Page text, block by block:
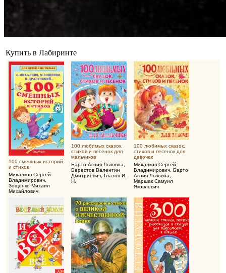
Купить в Лабиринте
100 смешных историй
и стихов
Михалков Сергей
Владимирович
Зощенко Михаил
Михайлович
100 любимых сказок,
стихов и песенок для
мальчиков
Барто Агния Львовна
Берестов Валентин
Дмитриевич Глазов И.
Н.
100 любимых сказок,
стихов и песенок для
девочек
Михалков Сергей
Владимирович Барто
Агния Львовна
Маршак Самуил
Яковлевич